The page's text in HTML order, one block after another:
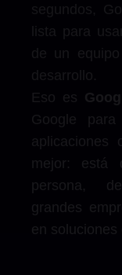
mejor: está
persona,
grandes
en soluciones